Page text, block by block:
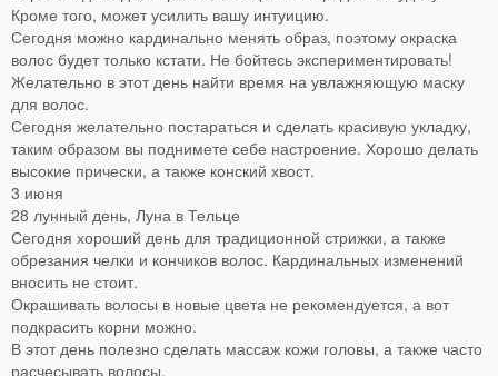
Кроме того, может усилить вашу интуицию.
Сегодня можно кардинально менять образ, поэтому окраска
волос будет только кстати. Не бойтесь экспериментировать!
Желательно в этот день найти время на увлажняющую маску
для волос.
Сегодня желательно постараться и сделать красивую укладку,
таким образом вы поднимете себе настроение. Хорошо делать
высокие прически, а также конский хвост.
3 июня
28 лунный день, Луна в Тельце
Сегодня хороший день для традиционной стрижки, а также
обрезания челки и кончиков волос. Кардинальных изменений
вносить не стоит.
Окрашивать волосы в новые цвета не рекомендуется, а вот
подкрасить корни можно.
В этот день полезно сделать массаж кожи головы, а также часто
расчесывать волосы.